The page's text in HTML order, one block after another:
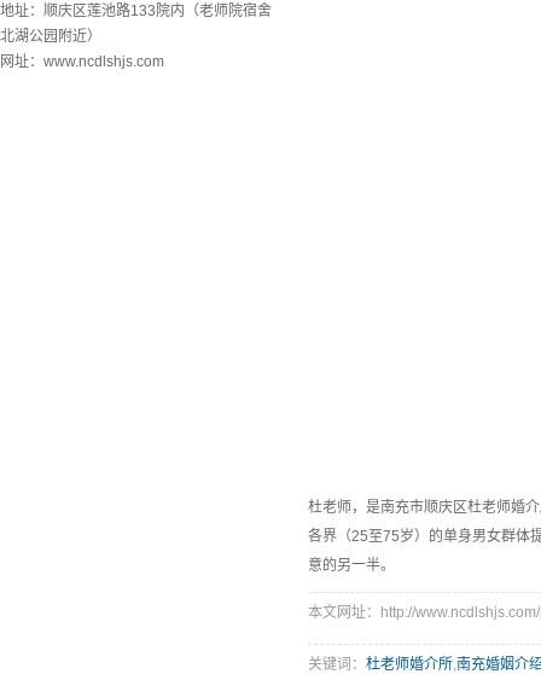
地址：顺庆区莲池路133院内（老师院宿舍
北湖公园附近）
网址：www.ncdlshjs.com
杜老师，是南充市顺庆区杜老师婚
各界（25至75岁）的单身男女群体
意的另一半。
本文网址：http://
关键词： 杜老师婚介所,南充婚姻介